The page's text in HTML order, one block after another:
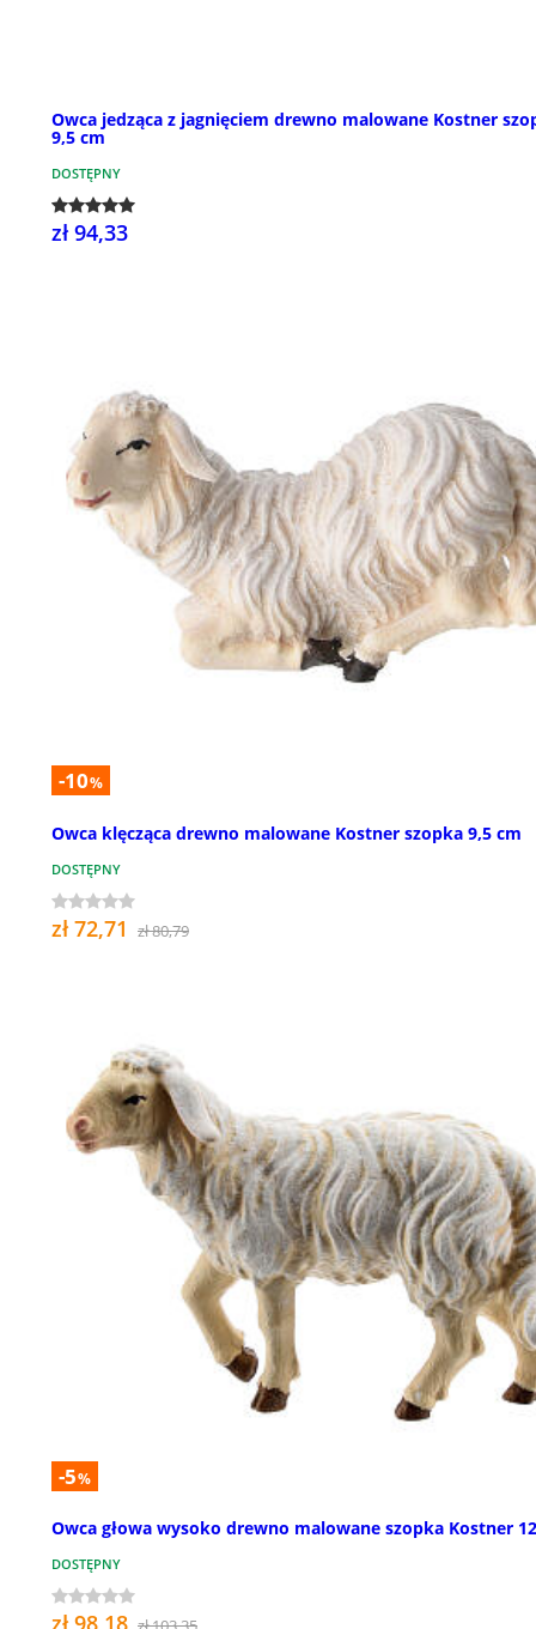
Owca jedząca z jagnięciem drewno malowane Kostner
9,5 cm
DOSTĘPNY
zł 94,33
-10%
Owca klęcząca drewno malowane Kostner szopka 9,5 cm
DOSTĘPNY
zł 72,71 zł 80,79
-5%
Owca głowa wysoko drewno malowane szopka Kostner
DOSTĘPNY